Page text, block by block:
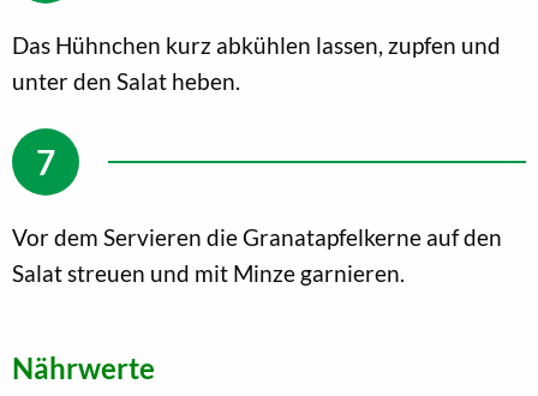
Das Hühnchen kurz abkühlen lassen, zupfen und
unter den Salat heben.
Vor dem Servieren die Granatapfelkerne auf den
Salat streuen und mit Minze garnieren.
Nährwerte